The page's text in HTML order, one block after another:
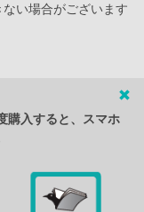
い場合がございます
購入すると、スマホ